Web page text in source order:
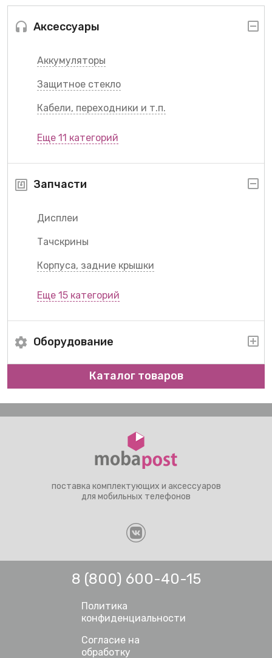
Аксессуары
Аккумуляторы
Защитное стекло
Кабели, переходники и т.п.
Еще 11 категорий
Запчасти
Дисплеи
Тачскрины
Корпуса, задние крышки
Еще 15 категорий
Оборудование
Каталог товаров
поставка комплектующих и аксессуаров
для мобильных телефонов
8 (800) 600-40-15
Политика
конфиденциальности
Согласие на
обработку